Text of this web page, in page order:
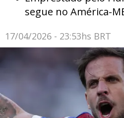
segue no América-
17/04/2026 - 23:53hs BRT